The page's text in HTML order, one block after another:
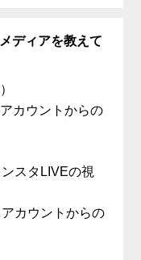
ディアを教えて
カウントからの
スタLIVEの視
カウントからの